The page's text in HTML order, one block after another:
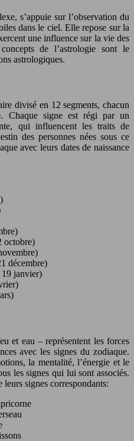
s’appuie sur l’observation du
dans le ciel. Elle repose sur la
une influence sur la vie des
de l’astrologie sont le
astrologiques.
divisé en 12 segments, chacun
Chaque signe est régi par un
qui influencent les traits de
des personnes nées sous ce
avec leurs dates de naissance
octobre)
décembre)
19 janvier)
et eau – représentent les forces
avec les signes du zodiaque.
la mentalité, l’énergie et le
les signes qui lui sont associés.
signes correspondants: